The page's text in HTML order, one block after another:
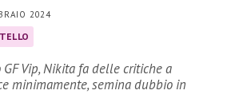
2024
Vip, Nikita fa delle critiche a
minimamente, semina dubbio in